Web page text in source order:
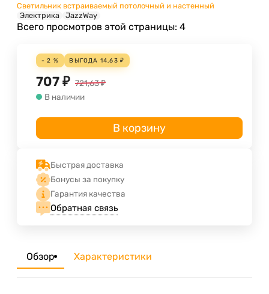
Светильник встраиваемый потолочный и настенный
Электрика
JazzWay
Всего просмотров этой страницы: 4
- 2 % ВЫГОДА 14,63 ₽
707 ₽ 721,63₽
В наличии
В корзину
Быстрая доставка
Бонусы за покупку
Гарантия качества
Обратная связь
Обзор Характеристики